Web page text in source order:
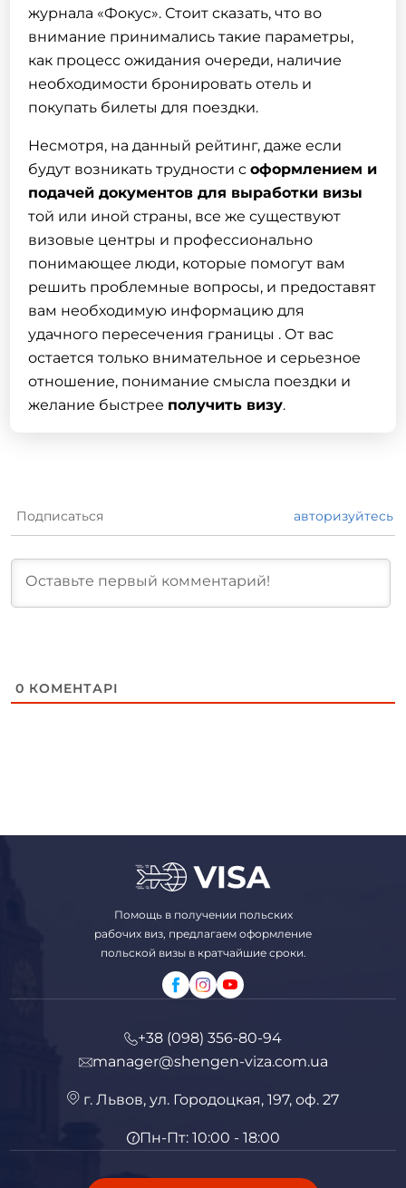
журнала «Фокус». Стоит сказать, что во
внимание принимались такие параметры,
как процесс ожидания очереди, наличие
необходимости бронировать отель и
покупать билеты для поездки.
Несмотря, на данный рейтинг, даже если
будут возникать трудности соформлением и
подачей документов для выработки визы
той или иной страны, все же существуют
визовые центры и профессионально
понимающее люди, которые помогут вам
решить проблемные вопросы, и предоставят
вам необходимую информацию для
удачного пересечения границы . От вас
остается только внимательное и серьезное
отношение, понимание смысла поездки и
желание быстрее получить визу.
Подписаться авторизуйтесь
0 КОМЕНТАРІ
Помощь в получении польских
рабочих виз, предлагаем оформление
польской визы в кратчайшие сроки.
+38 (098) 356-80-94
manager@shengen-viza.com.ua
г. Львов, ул. Городоцкая, 197, оф. 27
Пн-Пт: 10:00 - 18:00